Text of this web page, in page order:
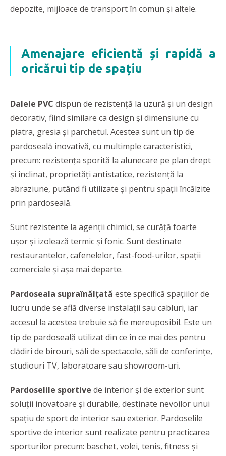
depozite, mijloace de transport în comun și altele.
Amenajare eficientă și rapidă a
oricărui tip de spațiu
Dalele PVC dispun de rezistență la uzură și un design
decorativ, fiind similare ca design și dimensiune cu
piatra, gresia și parchetul. Acestea sunt un tip de
pardoseală inovativă, cu multimple caracteristici,
precum: rezistența sporită la alunecare pe plan drept
și înclinat, proprietăți antistatice, rezistență la
abraziune, putând fi utilizate și pentru spații încălzite
prin pardoseală.
Sunt rezistente la agenții chimici, se curăță foarte
ușor și izolează termic și fonic. Sunt destinate
restaurantelor, cafenelelor, fast-food-urilor, spații
comerciale și așa mai departe.
Pardoseala supraînălțată este specifică spațiilor de
lucru unde se află diverse instalații sau cabluri, iar
accesul la acestea trebuie să fie mereuposibil. Este un
tip de pardoseală utilizat din ce în ce mai des pentru
clădiri de birouri, săli de spectacole, săli de conferințe,
studiouri TV, laboratoare sau showroom-uri.
Pardoselile sportive de interior și de exterior sunt
soluții inovatoare și durabile, destinate nevoilor unui
spațiu de sport de interior sau exterior. Pardoselile
sportive de interior sunt realizate pentru practicarea
sporturilor precum: baschet, volei, tenis, fitness și